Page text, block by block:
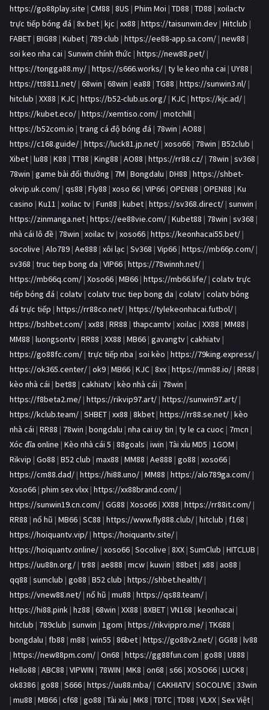
https://go88play.site | CM88 | 8US | Phim Moi | TD88 | TD88 | xoilactv
trực tiếp bóng đá | 8x bet | kjc | xx88 | https://taisunwin.dev | Hitclub |
FABET | BIG88 | Kubet | 789 club | https://ee88-app.sa.com/ | new88 |
soi keo nha cai | Sunwin chính thức | https://new88.pet/ |
https://tongga88.my/ | https://s666.works/ | ty le keo nha cai | UY88 |
https://tt8811.net/ | 68win | 68win | ea88 | TG88 | https://sunwin3.nl/ |
hitclub | XX88 | KJC | https://b52-club.us.org/ | KJC | https://kjc.ad/ |
https://kubet.eco/ | https://xemtiso.com/ | motchill |
https://b52com.io | trang cá độ bóng đá | 78win | AO88 |
https://c168.guide/ | https://luck81.jp.net/ | xoso66 | 78win | B52club |
Xibet | lu88 | K88 | TT88 | King88 | AO88 | https://rr88.cz/ | 78win | sv368 |
78win | game bài đổi thưởng | 7M | Bongdalu | DH88 | https://shbet-
okvip.uk.com/ | qs88 | Fly88 | xoso 66 | VIP66 | OPEN88 | OPEN88 | Ku
casino | Ku11 | xoilac tv | Fun88 | kubet | https://sv368.direct/ | sunwin |
https://zinmanga.net | https://ee88vie.com/ | Kubet88 | 78win | sv368 |
nhà cái lô đề | 78win | xoilac tv | xoso66 | https://keonhacai55.bet/ |
socolive | Alo789 | Ae888 | xôi lạc | Sv368 | Vip66 | https://mb66p.com/ |
sv368 | truc tiep bong da | VIP66 | https://78winnh.net/ |
https://mb66q.com/ | Xoso66 | MB66 | https://mb66.life/ | colatv trực
tiếp bóng đá | colatv | colatv truc tiep bong da | colatv | colatv bóng
đá trực tiếp | https://rr88co.net/ | https://tylekeonhacai.futbol/ |
https://bshbet.com/ | xx88 | RR88 | thapcamtv | xoilac | XX88 | MM88 |
MM88 | luongsontv | RR88 | XX88 | MB66 | gavangtv | cakhiatv |
https://go88fc.com/ | trực tiếp nba | soi kèo | https://79king.express/ |
https://ok365.center/ | ok9 | MB66 | KJC | 8xx | https://mm88.io/ | RR88 |
kèo nhà cái | bet88 | cakhiatv | kèo nhà cái | 78win |
https://f8beta2.me/ | https://rikvip97.art/ | https://sunwin97.art/ |
https://kclub.team/ | SHBET | xx88 | 8kbet | https://rr88.se.net/ | kèo
nhà cái | RR88 | 78win | bongdalu | nha cai uy tin | ty le ca cuoc | 7mcn |
Xóc đĩa online | Kèo nhà cái 5 | 88goals | iwin | Tài xỉu MD5 | 1GOM |
Rikvip | Go88 | B52 club | max88 | MM88 | Ae888 | go88 | xoso66 |
https://cm88.dad/ | https://hi88.uno/ | MM88 | https://alo789ga.com/ |
Xoso66 | phim sex vlxx | https://xx88brand.com/ |
https://sunwin19.cn.com/ | GG88 | Xoso66 | XX88 | https://rr88it.com/ |
RR88 | nổ hũ | MB66 | SC88 | https://www.fly888.club/ | hitclub | f168 |
https://hoiquantv.vip/ | https://hoiquantv.site/ |
https://hoiquantv.online/ | xoso66 | Socolive | 8XX | SumClub | HITCLUB |
https://uu88n.org/ | tr88 | ae888 | mcw | kuwin | 88bet | x88 | ao88 |
qq88 | sumclub | go88 | B52 club | https://shbet.health/ |
https://vnew88.net/ | nổ hũ | mu88 | https://qs88.team/ |
https://hi88.pink | hz88 | 68win | XX88 | 8XBET | VN168 | keonhacai |
hitclub | 789club | sunwin | 1gom | https://rikvippro.me/ | TK688 |
bongdalu | fb88 | m88 | win55 | 86bet | https://go88v2.net/ | GG88 | lv88
| https://new88pm.com/ | On68 | https://gg88fun.com | go88 | U888 |
Hello88 | ABC88 | VIPWIN | 78WIN | MK8 | on68 | s66 | XOSO66 | LUCK8 |
ok8386 | go88 | S666 | https://uu88.mba/ | CAKHIATV | SOCOLIVE | 33win
| mu88 | MB66 | cf68 | go88 | Tài xỉu | MK8 | TDTC | TD88 | VLXX | Sex Việt |